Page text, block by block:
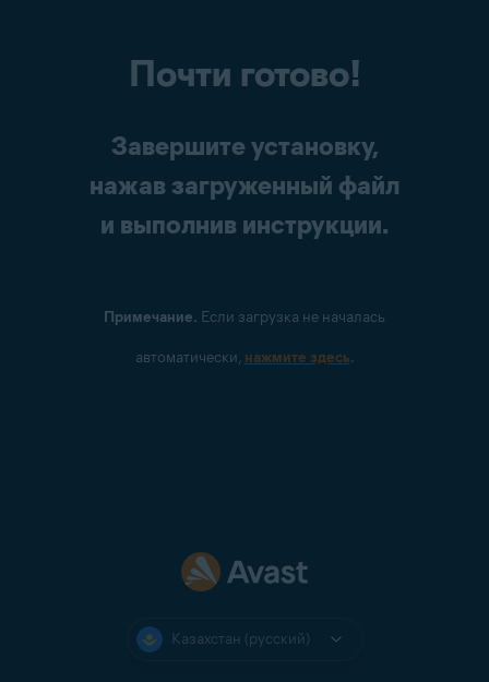
Почти готово!
Завершите установку,
нажав загруженный файл
и выполнив инструкции.
Примечание. Если загрузка не началась
автоматически, нажмите здесь.
Казахстан (русский)